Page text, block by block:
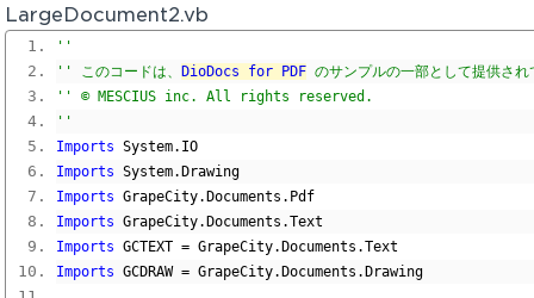
LargeDocument2.vb
''
'' このコードは、
DioDocs for PDF のサンプルの一部として提供され
'' © MESCIUS inc. All rights reserved.
''
Imports System. IO
Imports System. Drawing
Imports GrapeCity. Documents . Pdf
Imports GrapeCity. Documents .Text
Imports GCTEXT = GrapeCity. Documents .Text
Imports GCDRAW = GrapeCity. Documents . Drawing